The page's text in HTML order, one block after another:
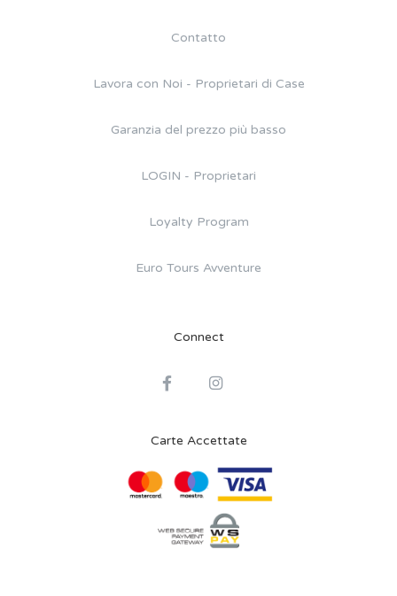
Contatto
Lavora con Noi - Proprietari di Case
Garanzia del prezzo più basso
LOGIN - Proprietari
Loyalty Program
Euro Tours Avventure
Connect
Carte Accettate